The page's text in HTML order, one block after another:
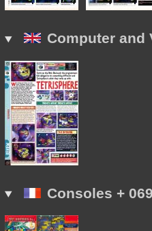
Computer and
Consoles +